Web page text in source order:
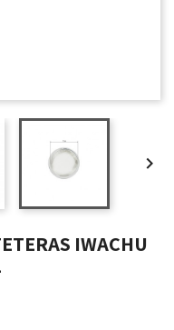

IWACHU